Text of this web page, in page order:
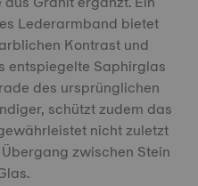
Lederarmband bietet
Kontrast und
entspiegelte Saphirglas
des ursprünglichen
schützt zudem das
nicht zuletzt
zwischen Stein